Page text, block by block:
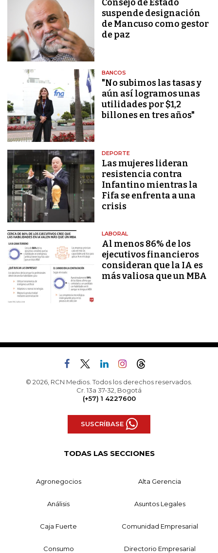
Consejo de Estado
suspende designación
de Mancuso como gestor
de paz
BANCOS
"No subimos las tasas y
aún así logramos unas
utilidades por $1,2
billones en tres años"
DEPORTE
Las mujeres lideran
resistencia contra
Infantino mientras la
Fifa se enfrenta a una
crisis
LABORAL
Al menos 86% de los
ejecutivos financieros
consideran que la IA es
más valiosa que un MBA
© 2026, RCN Medios. Todos los derechos reservados.
Cr. 13a 37-32, Bogotá
(+57) 1 4227600
SUSCRÍBASE
TODAS LAS SECCIONES
Agronegocios Alta Gerencia
Análisis Asuntos Legales
Caja Fuerte Comunidad Empresarial
Consumo Directorio Empresarial